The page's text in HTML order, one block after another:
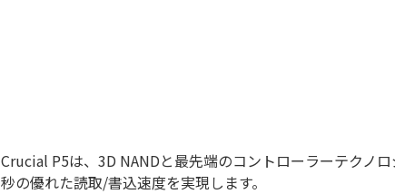
Crucial P5は、3D NANDと最先端のコントローラーテクノ
秒の優れた読取/書込速度を実現します。